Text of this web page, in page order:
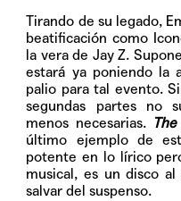
Tirando de su legado,
beatificación como
la vera de Jay Z.
estará ya poniendo la
palio para tal evento.
segundas partes no
menos necesarias.
último ejemplo de
potente en lo lírico
musical, es un disco
salvar del suspenso.